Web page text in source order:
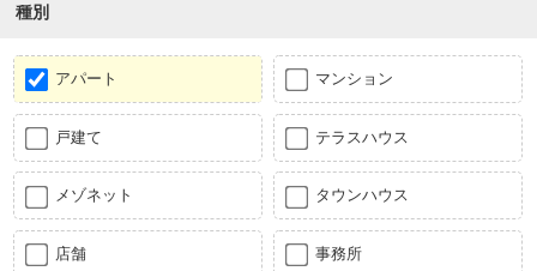
種別
アパート マンション
戸建て テラスハウス
メゾネット タウンハウス
店舗 事務所